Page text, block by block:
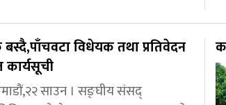
विधेयक तथा प्रतिवेदन
कार्यसूची
साउन । सङ्घीय संसद्